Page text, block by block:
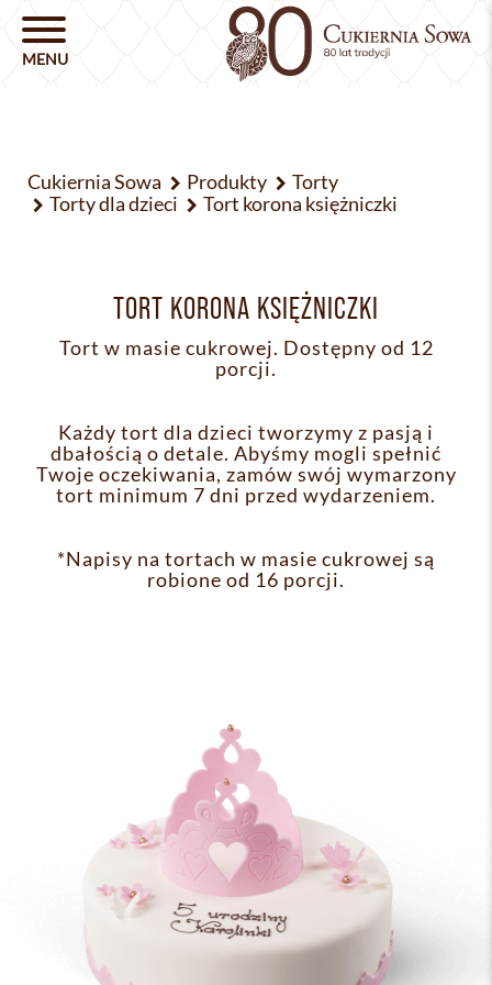
Cukiernia Sowa Produkty
Torty
Torty dla dzieci
Tort korona księżniczki
TORT KORONA KSIĘŻNICZKI
Tort w masie cukrowej. Dostępny od 12
porcji.
Każdy tort dla dzieci tworzymy z pasją i
dbałością o detale. Abyśmy mogli spełnić
Twoje oczekiwania, zamów swój wymarzony
tort minimum 7 dni przed wydarzeniem.
*Napisy na tortach w masie cukrowej są
robione od 16 porcji.